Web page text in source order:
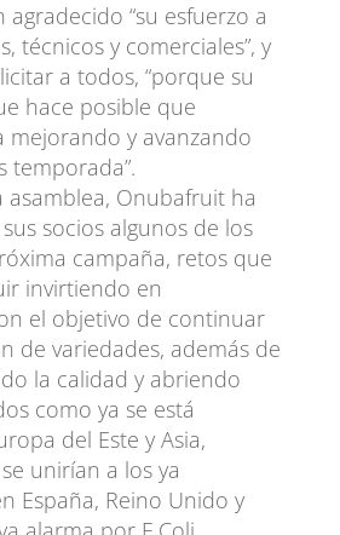
“su esfuerzo a
técnicos y comerciales”, y
a todos, “porque su
hace posible que
mejorando y avanzando
temporada”.
asamblea, Onubafruit ha
socios algunos de los
campaña, retos que
invirtiendo en
el objetivo de continuar
de variedades, además de
la calidad y abriendo
como ya se está
del Este y Asia,
unirían a los ya
España, Reino Unido y